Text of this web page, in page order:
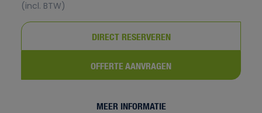
(incl. BTW)
DIRECT RESERVEREN
OFFERTE AANVRAGEN
MEER INFORMATIE